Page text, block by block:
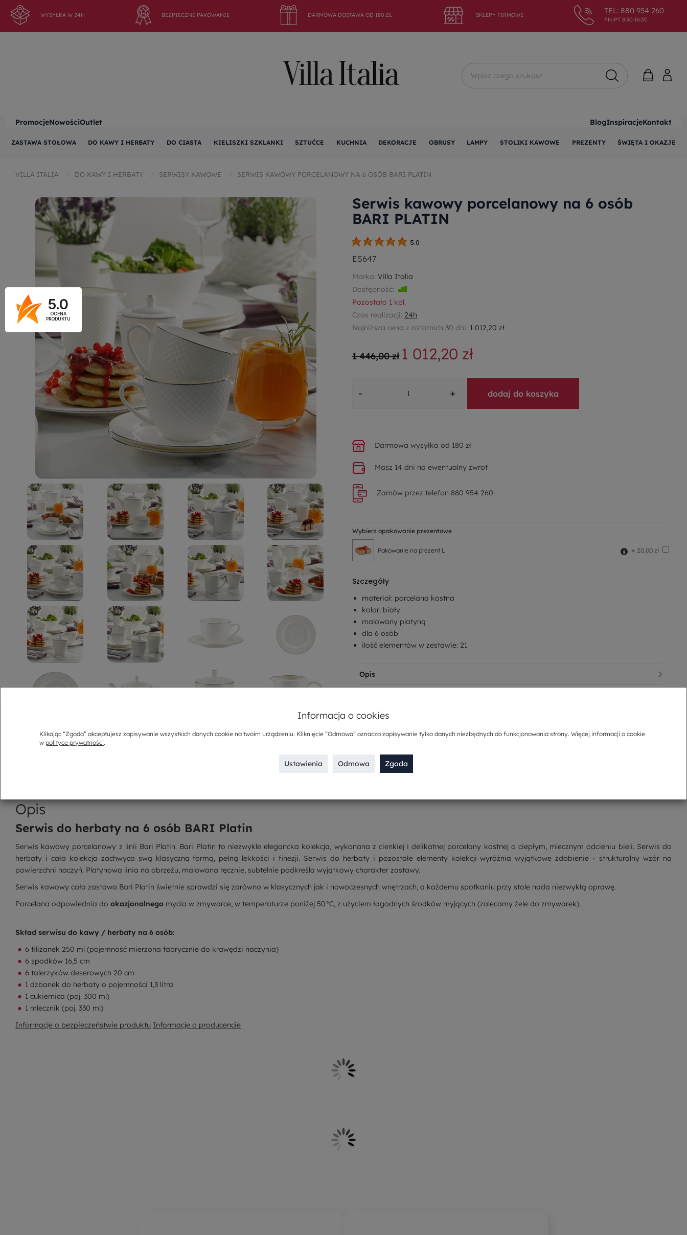
WYSYŁKA W 24H BEZPIECZNE PAKOWANIE DARMOWA DOSTAWA OD 180 ZŁ SKLEPY FIRMOWE TEL: 880 954 260
PN-PT 8:30-16:30
Wyszukaj
PromocjeNowościOutlet BlogInspiracjeKontakt
ZASTAWA STOŁOWA DO KAWY I HERBATY DO CIASTA KIELISZKI SZKLANKI SZTUĆCE KUCHNIA DEKORACJE OBRUSY LAMPY STOLIKI KAWOWE PREZENTY ŚWIĘTA I OKAZJE
VILLA ITALIA DO KAWY I HERBATY SERWISY KAWOWE SERWIS KAWOWY PORCELANOWY NA 6 OSÓB BARI PLATIN
Serwis kawowy porcelanowy na 6 osób
BARI PLATIN
5.0
ES647
Marka: Villa Italia
Dostępność:
Pozostało 1 kpl.
Czas realizacji: 24h
Najniższa cena z ostatnich 30 dni: 1 012,20 zł
1 446,00 zł 1 012,20 zł
- + dodaj do koszyka
Darmowa wysyłka od 180 zł
Masz 14 dni na ewentualny zwrot
Zamów przez telefon 880 954 260.
Wybierz opakowanie prezentowe
Pakowanie na prezent L + 20,00 zł
Szczegóły
materiał: porcelana kostna
kolor: biały
malowany platyną
dla 6 osób
ilość elementów w zestawie: 21
Opis
Kup w komplecie
Opis
Serwis do herbaty na 6 osób BARI Platin
Serwis kawowy porcelanowy z linii Bari Platin. Bari Platin to niezwykle elegancka kolekcja, wykonana z cienkiej i delikatnej porcelany kostnej o ciepłym, mlecznym odcieniu bieli. Serwis do
herbaty i cała kolekcja zachwyca swą klasyczną formą, pełną lekkości i finezji. Serwis do herbaty i pozostałe elementy kolekcji wyróżnia wyjątkowe zdobienie - strukturalny wzór na
powierzchni naczyń. Platynowa linia na obrzeżu, malowana ręcznie, subtelnie podkreśla wyjątkowy charakter zastawy.
Serwis kawowy cała zastawa Bari Platin świetnie sprawdzi się zarówno w klasycznych jak i nowoczesnych wnętrzach, a każdemu spotkaniu przy stole nada niezwykłą oprawę.
Porcelana odpowiednia do okazjonalnego mycia w zmywarce, w temperaturze poniżej 50°C, z użyciem łagodnych środków myjących (zalecamy żele do zmywarek).
Skład serwisu do kawy / herbaty na 6 osób:
6 filiżanek 250 ml (pojemność mierzona fabrycznie do krawędzi naczynia)
6 spodków 16,5 cm
6 talerzyków deserowych 20 cm
1 dzbanek do herbaty o pojemności 1,3 litra
1 cukiernica (poj. 300 ml)
1 mlecznik (poj. 330 ml)
Informacje o bezpieczeństwie produktu Informacje o producencie
Informacja o cookies
Klikając “Zgoda” akceptujesz zapisywanie wszystkich danych cookie na twoim urządzeniu. Kliknięcie “Odmowa” oznacza zapisywanie tylko danych niezbędnych do funkcjonowania strony. Więcej informacji o cookie
w polityce prywatności.
Ustawienia Odmowa Zgoda
5.0
OCENA
PRODUKTU